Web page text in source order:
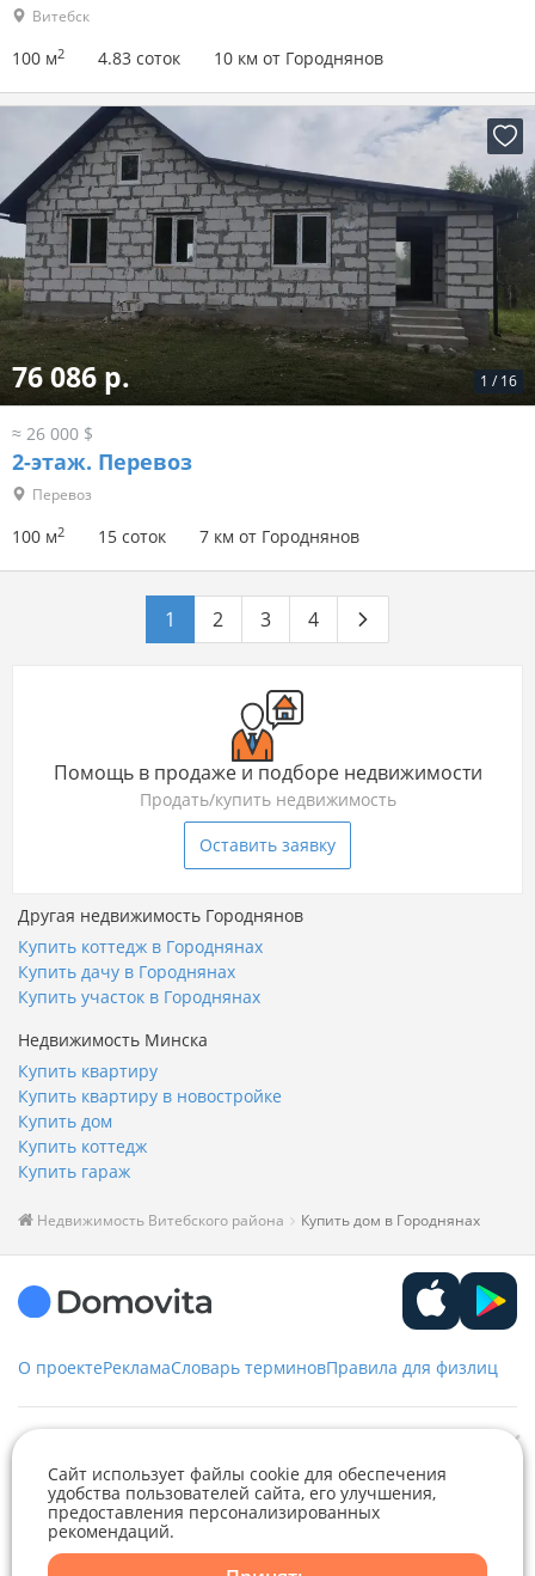
Витебск
100 м2 4.83 соток 10 км от Городнянов
1 / 16
76 086 р.
≈ 26 000 $
2-этаж. Перевоз
Перевоз
100 м2 15 соток 7 км от Городнянов
1 2 3 4
Помощь в продаже и подборе недвижимости
Продать/купить недвижимость
Оставить заявку
Другая недвижимость Городнянов
Купить коттедж в Городнянах
Купить дачу в Городнянах
Купить участок в Городнянах
Недвижимость Минска
Купить квартиру
Купить квартиру в новостройке
Купить дом
Купить коттедж
Купить гараж
Недвижимость Витебского района Купить дом в Городнянах
О проектеРекламаСловарь терминовПравила для физлиц
Служба заботы
+375 29 376-13-70
+375 33 376-13-70
editor@domovita.by
Рекламное сотрудничество
+375 29 563-15-61 Кристина Филюта
Сайт использует файлы cookie для обеспечения
удобства пользователей сайта, его улучшения,
предоставления персонализированных
рекомендаций.